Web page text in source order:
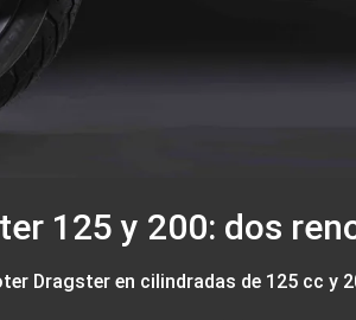
125 y 200: dos
Dragster en cilindradas de 125 cc y